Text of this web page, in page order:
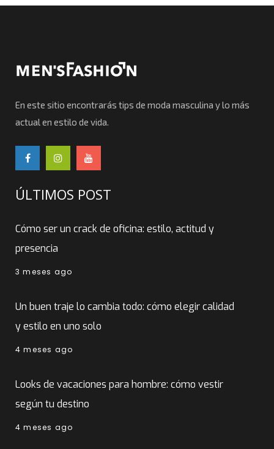
En este sitio encontrarás tips de moda masculina y lo más
actual en estilo de vida.
ÚLTIMOS POST
Cómo ser un crack de oficina: estilo, actitud y
presencia
3 meses ago
Un buen traje lo cambia todo: cómo elegir calidad
y estilo en uno solo
4 meses ago
Looks de vacaciones para hombre: cómo vestir
según tu destino
4 meses ago